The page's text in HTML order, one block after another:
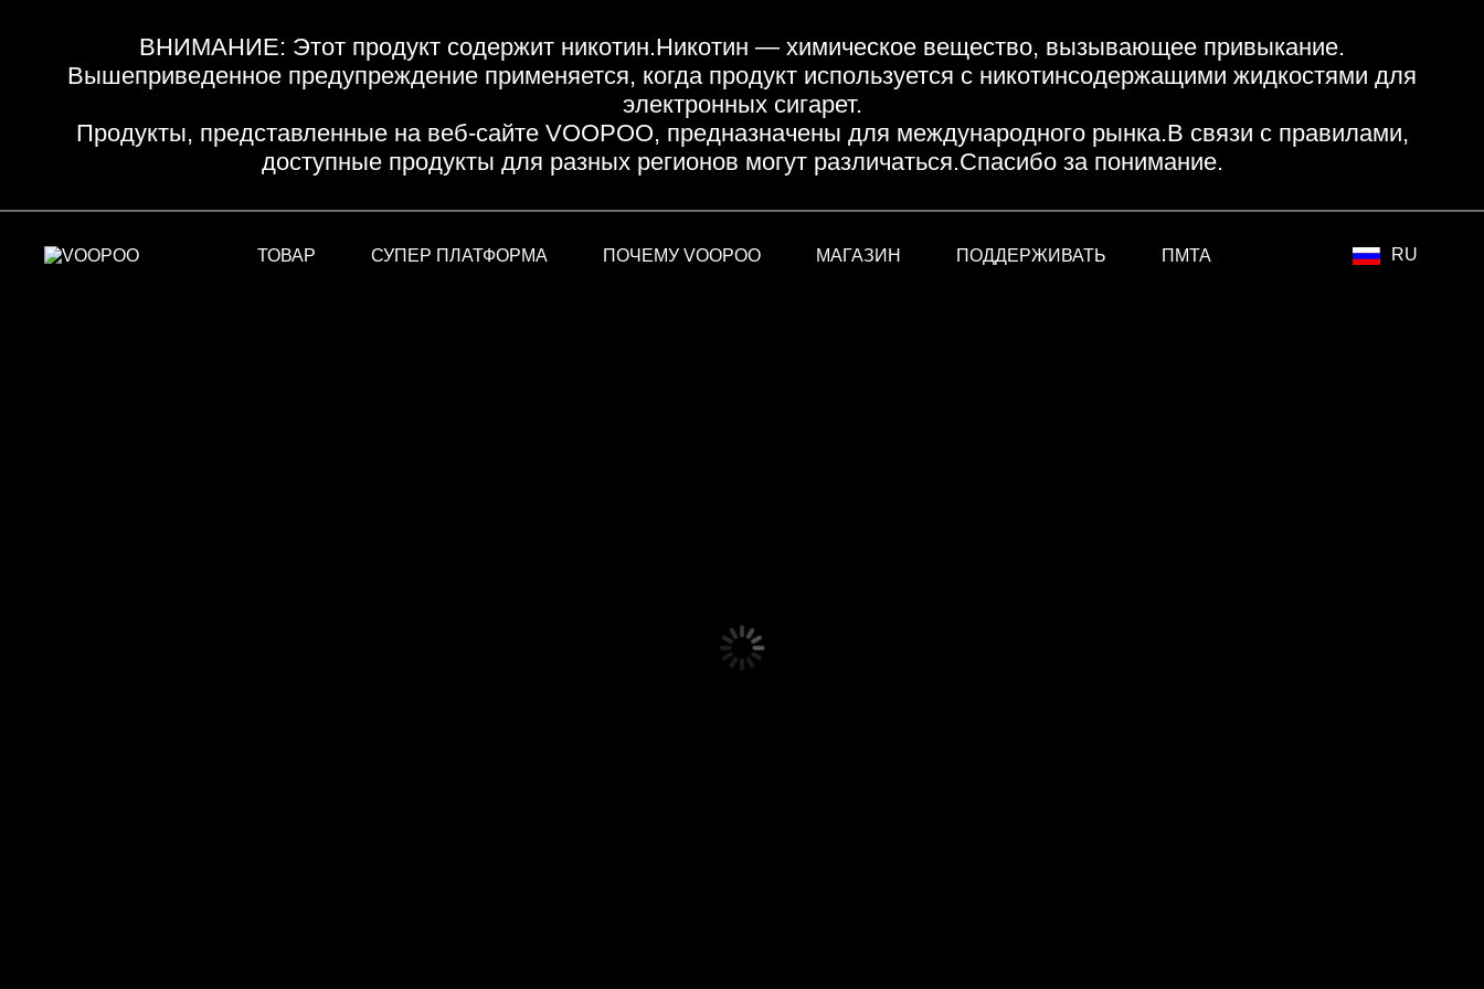
ВНИМАНИЕ: Этот продукт содержит никотин.Никотин — химическое вещество, вызывающее привыкание.
Вышеприведенное предупреждение применяется, когда продукт используется с никотинсодержащими жидкостями для
электронных сигарет.
Продукты, представленные на веб-сайте VOOPOO, предназначены для международного рынка.В связи с правилами,
доступные продукты для разных регионов могут различаться.Спасибо за понимание.
ТОВАР СУПЕР ПЛАТФОРМА ПОЧЕМУ VOOPOO МАГАЗИН ПОДДЕРЖИВАТЬ ПМТА RU